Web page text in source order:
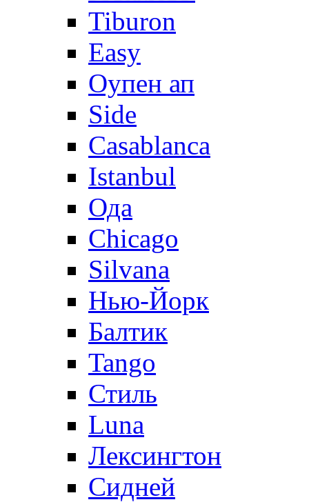
Tiburon
Easy
Оупен ап
Side
Casablanca
Istanbul
Ода
Chicago
Silvana
Нью-Йорк
Балтик
Tango
Стиль
Luna
Лексингтон
Сидней